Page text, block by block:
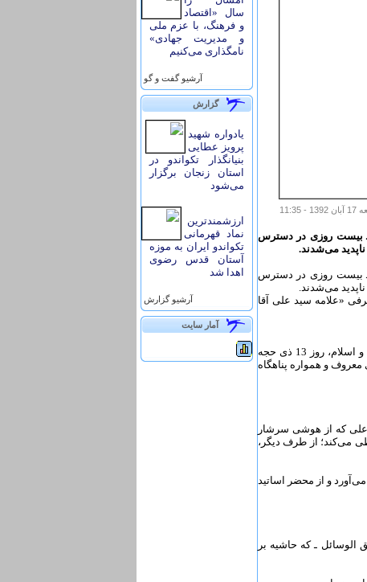
سال «اقتصاد
و فرهنگ، با عزم ملی
و مدیریت جهادی»
نامگذاری می‌کنیم
آرشيو گفت و گو
گزارش
یادواره شهید
پرویز عطایی
بنیانگذار تکواندو در
استان زنجان برگزار
می‌شود
ارزشمندترین
نماد قهرمانی
تکواندو ایران به موزه
آستان قدس رضوی
اهدا شد
آرشيو گزارش
آمار سايت
ـ بیست روزی در دسترس
می‌شدند.
ـ بیست روزی در دسترس
می‌شدند.
«علامه سید علی آقا
آیت الله علامه سید علی آقا قاضی طباطبایی تبریزی، فقیه، حکیم و عارف کم نظیر و بزرگ شیعه و اسلام، روز 13 ذی حجه
معروف و همواره پناهگاه
علی که از هوشی سرشار
می‌کند؛ از طرف دیگر،
و از محضر اساتید
ـ که حاشیه بر